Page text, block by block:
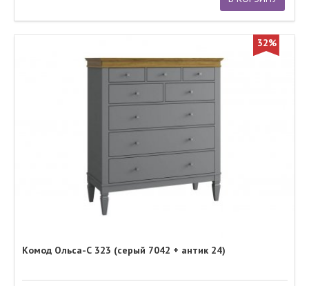
32%
Комод Ольса-С 323 (серый 7042 + антик 24)